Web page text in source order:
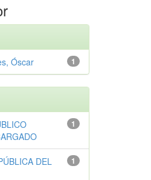
1
Óscar
1
1
DEL